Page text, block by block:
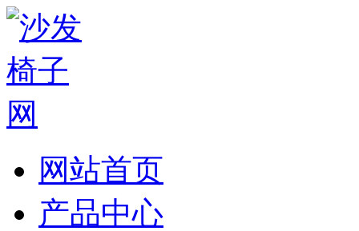
网站首页
产品中心